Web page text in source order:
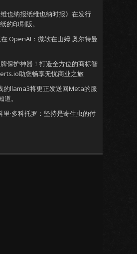
维也纳报纸维也纳时报》在发行
的印刷版。
OpenAI：微软在山姆·奥尔特曼
保护神器！打造全方位的商标智
助您畅享无忧商业之旅
的llama3将更正发送回Meta的服
。
里·多科托罗：坚持是寄生虫的付